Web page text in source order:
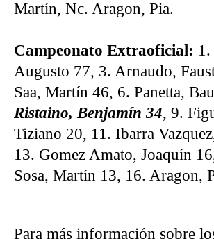
Martín, Nc. Aragon, Pia.
Campeonato Extraoficial:
Augusto 77, 3. Arnaudo,
Saa, Martín 46, 6. Panetta,
Ristaino, Benjamín 34, 9.
Tiziano 20, 11. Ibarra
13. Gomez Amato, Joaquín
Sosa, Martín 13, 16. Aragon,
Para más información sobre